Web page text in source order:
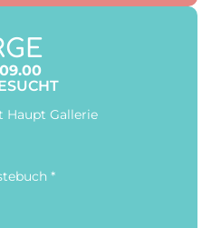
Haupt Gallerie
*